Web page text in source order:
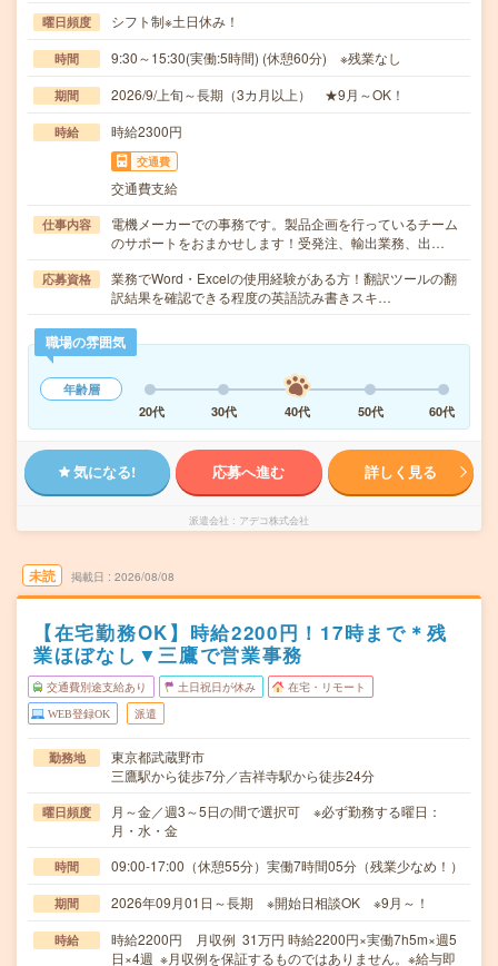
曜日頻度 シフト制※土日休み！
時間 9:30～15:30(実働:5時間) (休憩60分) ※残業なし
期間 2026/9/上旬～長期（3カ月以上） ★9月～OK！
時給 時給2300円
交通費
交通費支給
仕事内容
電機メーカーでの事務です。製品企画を行っているチーム
のサポートをおまかせします！受発注、輸出業務、出…
応募資格
業務でWord・Excelの使用経験がある方！翻訳ツールの翻
訳結果を確認できる程度の英語読み書きスキ…
職場の雰囲気
年齢層
20代
30代 40代 50代 60代
気になる! 応募へ進む 詳しく見る
派遣会社 アデコ株式会社
未読 掲載日 2026/08/08
【在宅勤務OK】時給2200円！17時まで＊残
業ほぼなし▼三鷹で営業事務
交通費別途支給あり 土日祝日が休み 在宅・リモート
WEB登録OK 派遣
勤務地
東京都武蔵野市
三鷹駅から徒歩7分／吉祥寺駅から徒歩24分
曜日頻度
月～金／週3～5日の間で選択可 ※必ず勤務する曜日：
月・水・金
時間 09:00-17:00（休憩55分）実働7時間05分（残業少なめ！）
期間 2026年09月01日～長期 ※開始日相談OK ※9月～！
時給
時給2200円 月収例 31万円 時給2200円×実働7h5m×週5
日×4週 ※月収例を保証するものではありません。※給与即